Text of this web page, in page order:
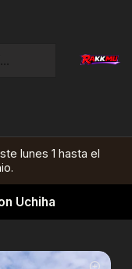
lunes 1 hasta el
Uchiha